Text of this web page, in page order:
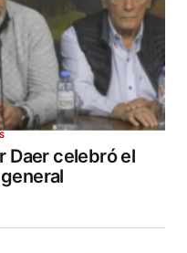
Daer celebró el